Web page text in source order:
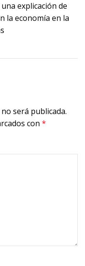
explicación de
la economía en la
será publicada.
con *